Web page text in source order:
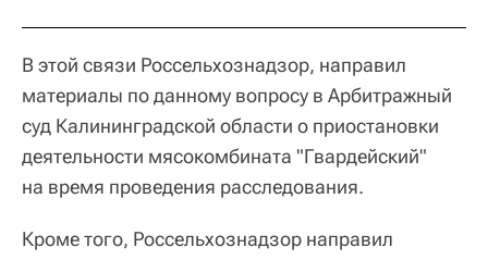
В этой связи Россельхознадзор, направил
материалы по данному вопросу в Арбитражный
суд Калининградской области о приостановки
деятельности мясокомбината "Гвардейский"
на время проведения расследования.
Кроме того, Россельхознадзор направил